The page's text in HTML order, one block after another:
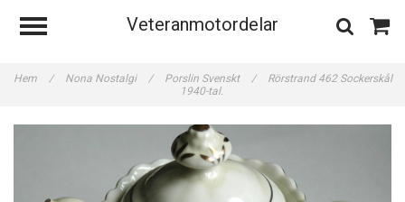
Veteranmotordelar
Hem / Nona Nostalgi / Porslin Svenskt /
Rörstrand 462 Sockerskål
1940-tal.